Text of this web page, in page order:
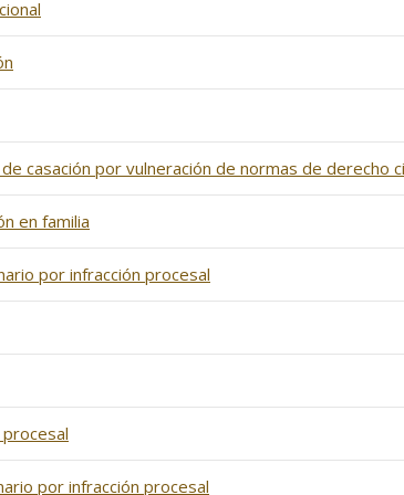
casación por vulneración de normas de derecho
en familia
por infracción procesal
por infracción procesal